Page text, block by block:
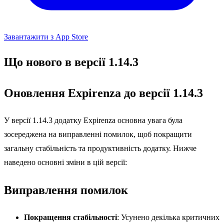
Завантажити з App Store
Що нового в версії 1.14.3
Оновлення Expirenza до версії 1.14.3
У версії 1.14.3 додатку Expirenza основна увага була
зосереджена на виправленні помилок, щоб покращити
загальну стабільність та продуктивність додатку. Нижче
наведено основні зміни в цій версії:
Виправлення помилок
Покращення стабільності: Усунено декілька критичних